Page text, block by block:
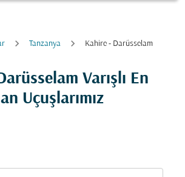
Tanzanya Kahire - Darüsselam
Varışlı En
Uçuşlarımız
için rotanızı güncellemeyi deneyin